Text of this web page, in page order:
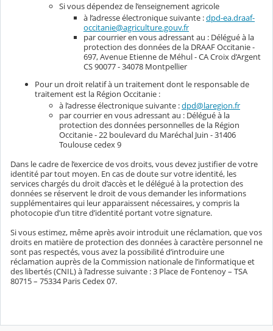
Si vous dépendez de l’enseignement agricole
à l’adresse électronique suivante :dpd-ea.draaf-
occitanie@agriculture.gouv.fr
par courrier en vous adressant au : Délégué à la
protection des données de la DRAAF Occitanie -
697, Avenue Etienne de Méhul - CA Croix d’Argent
CS 90077 - 34078 Montpellier
Pour un droit relatif à un traitement dont le responsable de
traitement est la Région Occitanie :
à l’adresse électronique suivante :dpd@laregion.fr
par courrier en vous adressant au : Délégué à la
protection des données personnelles de la Région
Occitanie - 22 boulevard du Maréchal Juin - 31406
Toulouse cedex 9
Dans le cadre de l’exercice de vos droits, vous devez justifier de votre
identité par tout moyen. En cas de doute sur votre identité, les
services chargés du droit d’accès et le délégué à la protection des
données se réservent le droit de vous demander les informations
supplémentaires qui leur apparaissent nécessaires, y compris la
photocopie d’un titre d’identité portant votre signature.
Si vous estimez, même après avoir introduit une réclamation, que vos
droits en matière de protection des données à caractère personnel ne
sont pas respectés, vous avez la possibilité d’introduire une
réclamation auprès de la Commission nationale de l’informatique et
des libertés (CNIL) à l’adresse suivante : 3 Place de Fontenoy – TSA
80715 – 75334 Paris Cedex 07.